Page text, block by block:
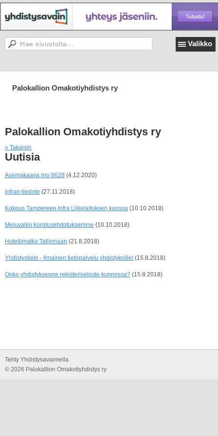
Valikko
Palokallion Omakotiyhdistys ry
Palokallion Omakotiyhdistys ry
« Takaisin
Uutisia
Asemakaava nro 8628 (4.12.2020)
Infran-tiedote (27.11.2018)
Kokous Tampereen Infra Liikelaitoksen kanssa (10.10.2018)
Meluvallin korotusehdotuksemme (10.10.2018)
Hotellimatka Tallinnaan (21.8.2018)
Yhdistystieto - Ilmainen tietopalvelu yhdistyksille! (15.8.2018)
Onko yhdistyksenne rekisteriseloste kunnossa? (15.8.2018)
Tehty Yhdistysavaimella
© 2026 Palokallion Omakotiyhdistys ry